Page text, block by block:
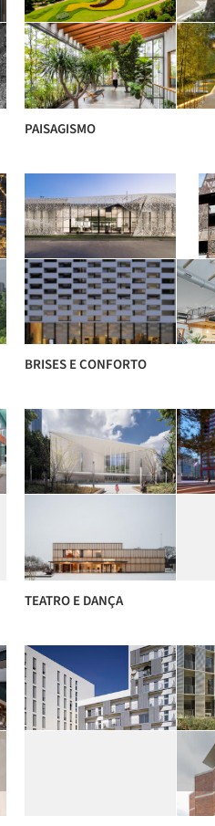
PAISAGISMO
BRISES E CONFORTO
TEATRO E DANÇA